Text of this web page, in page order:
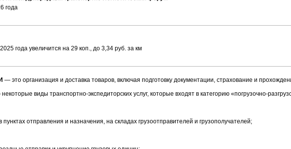
года
года увеличится на 29 коп., до 3,34 руб. за км
— это организация и доставка товаров, включая подготовку документации, страхование и
виды транспортно-экспедиторских услуг, которые входят в категорию «погрузочно-
пунктах отправления и назначения, на складах грузоотправителей и грузополучателей;